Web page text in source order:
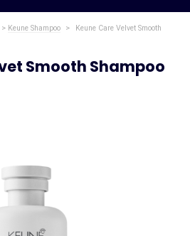
> Keune Shampoo >
Keune Care Velvet Smooth
Smooth Shampoo